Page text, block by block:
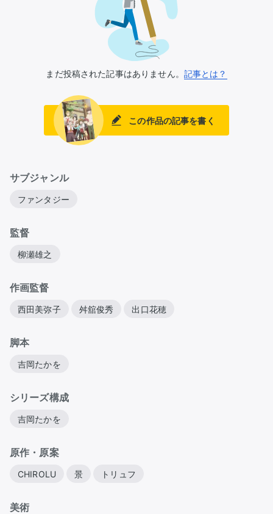
まだ投稿された記事はありません。 記事とは？
この作品の記事を書く
サブジャンル
ファンタジー
監督
柳瀬雄之
作画監督
西田美弥子 舛舘俊秀 出口花穂
脚本
吉岡たかを
シリーズ構成
吉岡たかを
原作・原案
CHIROLU 景 トリュフ
美術